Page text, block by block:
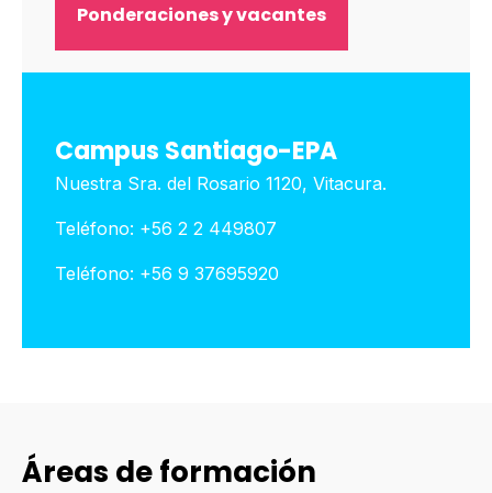
Ponderaciones y vacantes
Campus Santiago-EPA
Nuestra Sra. del Rosario 1120, Vitacura.
Teléfono: +56 2 2 449807
Teléfono: +56 9 37695920
Áreas de formación